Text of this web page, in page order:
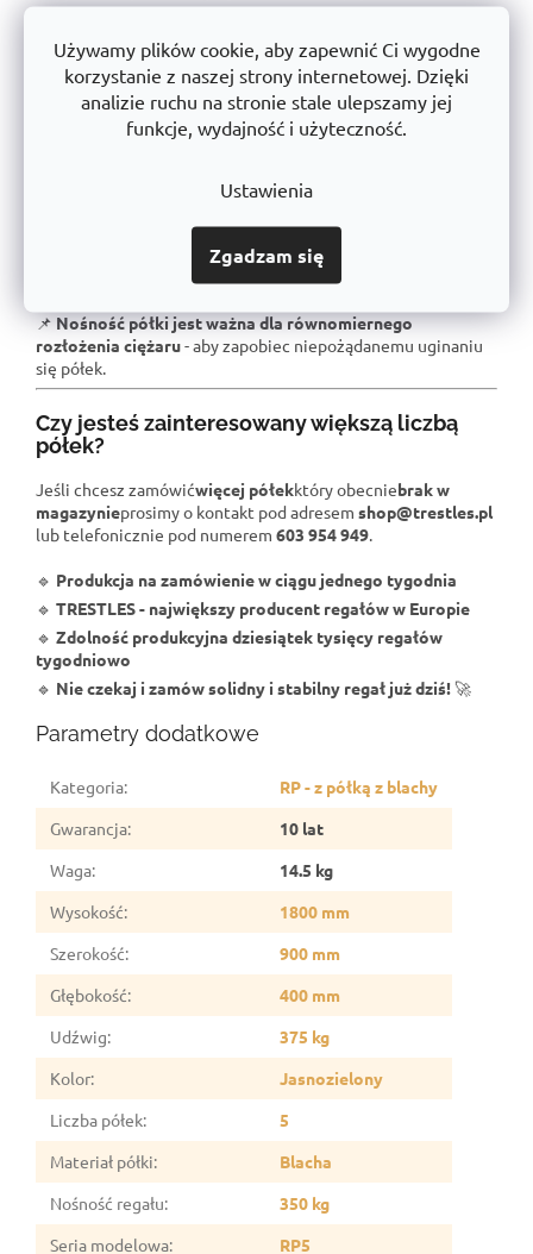
Używamy plików cookie, aby zapewnić Ci wygodne
korzystanie z naszej strony internetowej. Dzięki
analizie ruchu na stronie stale ulepszamy jej
funkcje, wydajność i użyteczność.
Ustawienia
Zgadzam się
także
gwarancję jakości i długoterminową dostępność
produktów.
Ważne wskazówki dotyczące bezpiecznego i
Ciężkie przedmioty należy umieszczać na niższych
Dla maksymalnego obciążenia zalecamy zakotwiczenie
, szczególnie w przypadku umieszczenia regału w
📌Nośność półki jest ważna dla równomiernego
rozłożenia ciężaru- aby zapobiec niepożądanemu uginaniu
się półek.
Czy jesteś zainteresowany większą liczbą
półek?
Jeśli chcesz zamówićwięcej półekktóry obecniebrak w
magazynieprosimy o kontakt pod adresem shop@trestles.pl
lub telefonicznie pod numerem 603 954 949
🔹 Produkcja na zamówienie w ciągu jednego tygodnia
🔹 TRESTLES - największy producent regałów w Europie
🔹 Zdolność produkcyjna dziesiątek tysięcy regałów
tygodniowo
🔹 Nie czekaj i zamów solidny i stabilny regał już dziś! 🚀
Parametry dodatkowe
Kategoria:
RP - z półką z blachy
Gwarancja:
10 lat
Waga:
14.5 kg
Wysokość:
1800 mm
Szerokość:
900 mm
Głębokość:
400 mm
Udźwig:
375 kg
Kolor:
Jasnozielony
Liczba półek:
5
Materiał półki:
Blacha
Nośność regału:
350 kg
Seria modelowa: RP5